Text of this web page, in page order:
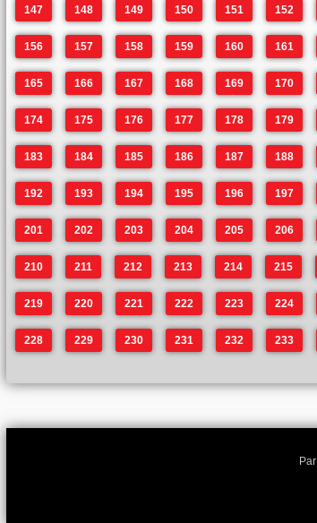
147 148 149 150 151 152
156 157 158 159 160 161
165 166 167 168 169 170
174 175 176 177 178 179
183 184 185 186 187 188
192 193 194 195 196 197
201 202 203 204 205 206
210 211 212 213 214 215
219 220 221 222 223 224
228 229 230 231 232 233